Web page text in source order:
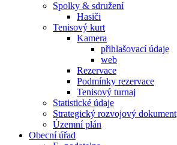
Spolky & sdružení
Hasiči
Tenisový kurt
Kamera
přihlašovací údaje
web
Rezervace
Podmínky rezervace
Tenisový turnaj
Statistické údaje
Strategický rozvojový dokument
Územní plán
Obecní úřad